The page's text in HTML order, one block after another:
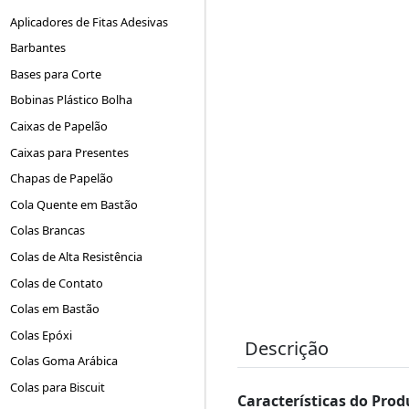
Aplicadores de Fitas Adesivas
Barbantes
Bases para Corte
Bobinas Plástico Bolha
Caixas de Papelão
Caixas para Presentes
Chapas de Papelão
Cola Quente em Bastão
Colas Brancas
Colas de Alta Resistência
Colas de Contato
Colas em Bastão
Colas Epóxi
Colas Goma Arábica
Colas para Biscuit
Descrição
Características do